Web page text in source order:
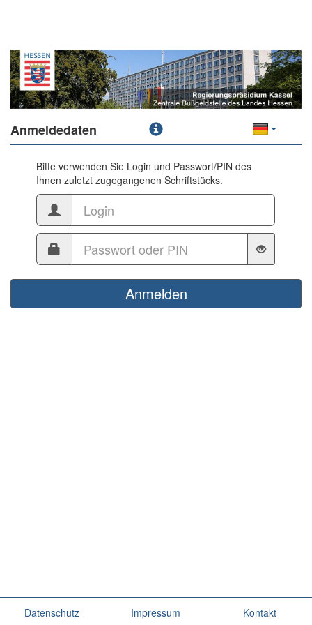
Anmeldedaten
Bitte verwenden Sie Login und Passwort/PIN des
Ihnen zuletzt zugegangenen Schriftstücks.
Anmelden
Datenschutz Impressum Kontakt